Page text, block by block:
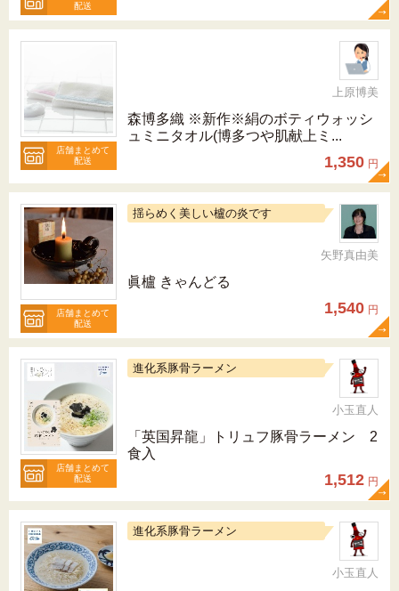
配送
店舗まとめて
配送
上原博美
森博多織 ※新作※絹のボティウォッシ
ュミニタオル(博多つや肌献上ミ...
1,350 円
店舗まとめて
配送
揺らめく美しい櫨の炎です
矢野真由美
眞櫨 きゃんどる
1,540 円
店舗まとめて
配送
進化系豚骨ラーメン
小玉直人
「英国昇龍」トリュフ豚骨ラーメン 2
食入
1,512 円
進化系豚骨ラーメン
小玉直人